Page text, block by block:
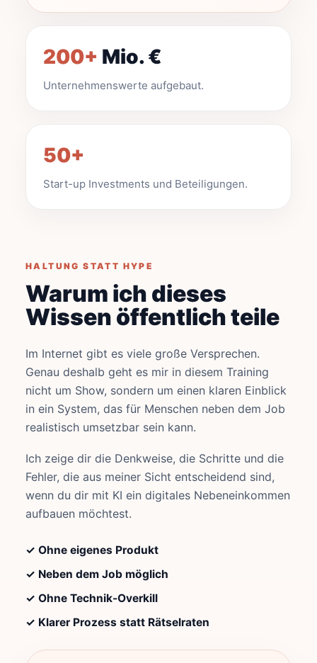
200+ Mio. €
Unternehmenswerte aufgebaut.
50+
Start-up Investments und Beteiligungen.
HALTUNG STATT HYPE
Warum ich dieses
Wissen öffentlich teile
Im Internet gibt es viele große Versprechen.
Genau deshalb geht es mir in diesem Training
nicht um Show, sondern um einen klaren Einblick
in ein System, das für Menschen neben dem Job
realistisch umsetzbar sein kann.
Ich zeige dir die Denkweise, die Schritte und die
Fehler, die aus meiner Sicht entscheidend sind,
wenn du dir mit KI ein digitales Nebeneinkommen
aufbauen möchtest.
✓ Ohne eigenes Produkt
✓ Neben dem Job möglich
✓ Ohne Technik-Overkill
✓ Klarer Prozess statt Rätselraten